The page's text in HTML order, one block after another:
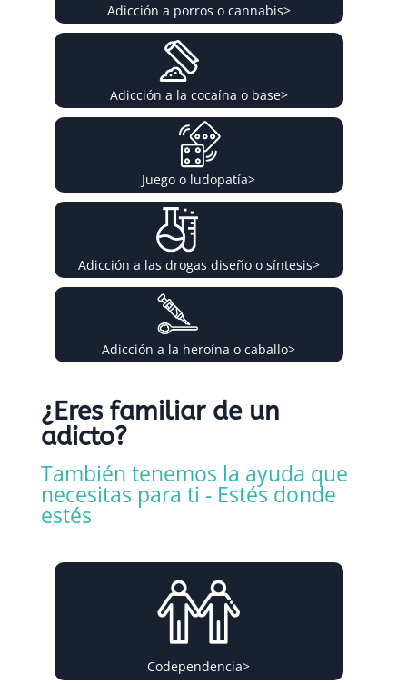
Adicción a porros o cannabis>
Adicción a la cocaína o base>
Juego o ludopatía>
Adicción a las drogas diseño o síntesis>
Adicción a la heroína o caballo>
¿Eres familiar de un
adicto?
También tenemos la ayuda que
necesitas para ti - Estés donde
estés
Codependencia>